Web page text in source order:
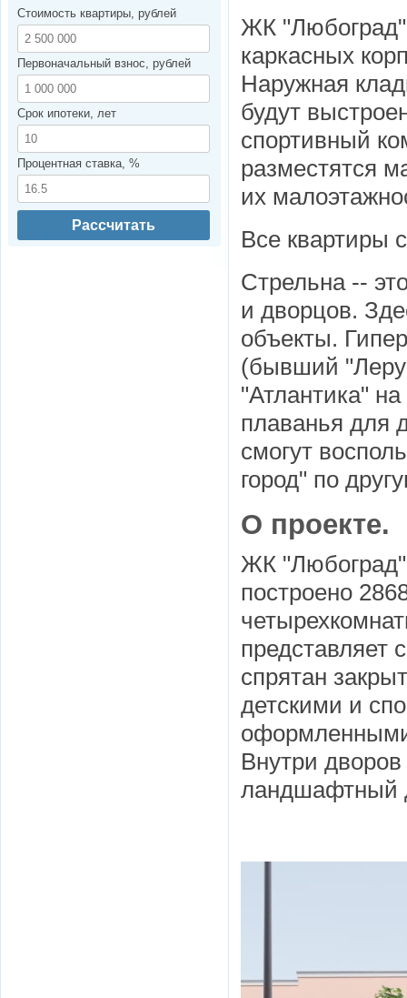
ЖК "Любоград"
каркасных
Наружная
будут
спортивный
разместятся
их
Все квартиры
Стрельна --
и дворцов.
объекты.
(бывший
"Атлантика"
плаванья для
смогут
город" по
О проекте.
ЖК "Любоград"
построено
представляет
спрятан
детскими и
оформленными
Внутри
ландшафтный
Стоимость квартиры, рублей
Первоначальный взнос, рублей
Срок ипотеки, лет
Процентная ставка, %
Рассчитать